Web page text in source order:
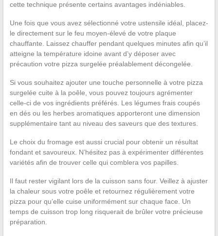
cette technique présente certains avantages indéniables.
Une fois que vous avez sélectionné votre ustensile idéal, placez-
le directement sur le feu moyen-élevé de votre plaque
chauffante. Laissez chauffer pendant quelques minutes afin qu’il
atteigne la température idoine avant d’y déposer avec
précaution votre pizza surgelée préalablement décongelée.
Si vous souhaitez ajouter une touche personnelle à votre pizza
surgelée cuite à la poêle, vous pouvez toujours agrémenter
celle-ci de vos ingrédients préférés. Les légumes frais coupés
en dés ou les herbes aromatiques apporteront une dimension
supplémentaire tant au niveau des saveurs que des textures.
Le choix du fromage est aussi crucial pour obtenir un résultat
fondant et savoureux. N’hésitez pas à expérimenter différentes
variétés afin de trouver celle qui comblera vos papilles.
Il faut rester vigilant lors de la cuisson sans four. Veillez à ajuster
la chaleur sous votre poêle et retournez régulièrement votre
pizza pour qu’elle cuise uniformément sur chaque face. Un
temps de cuisson trop long risquerait de brûler votre précieuse
préparation.